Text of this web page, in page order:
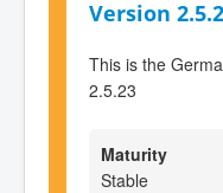
Version
This is the
2.5.23
Maturity
Stable